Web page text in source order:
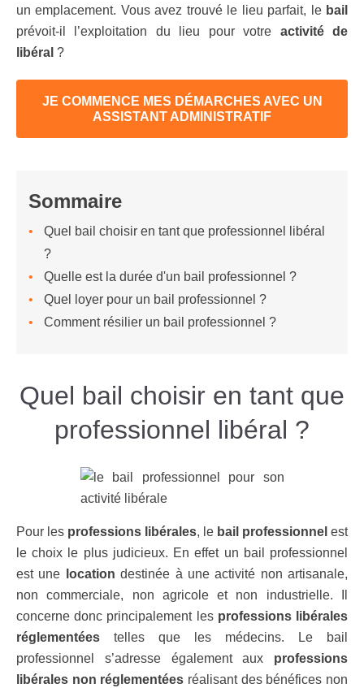
un emplacement. Vous avez trouvé le lieu parfait, le bail
prévoit-il l’exploitation du lieu pour votre activité de
libéral ?
JE COMMENCE MES DÉMARCHES AVEC UN
ASSISTANT ADMINISTRATIF
Sommaire
Quel bail choisir en tant que professionnel libéral
?
Quelle est la durée d'un bail professionnel ?
Quel loyer pour un bail professionnel ?
Comment résilier un bail professionnel ?
Quel bail choisir en tant que
professionnel libéral ?
Pour les professions libérales, le bail professionnel est
le choix le plus judicieux. En effet un bail professionnel
est une
location destinée à une activité non artisanale,
non commerciale, non agricole et non industrielle. Il
concerne donc principalement les professions libérales
réglementées telles que les médecins. Le bail
professionnel s’adresse également aux professions
libérales non réglementées réalisant des bénéfices non